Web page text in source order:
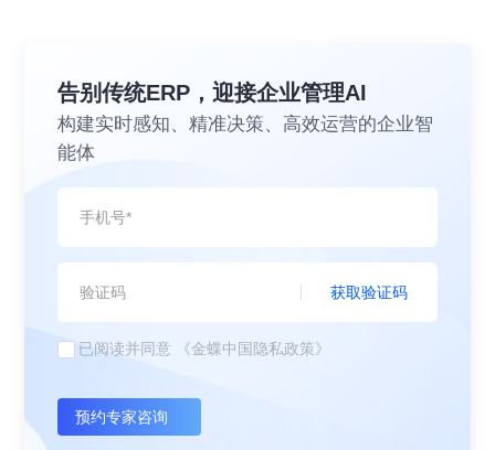
告别传统ERP，迎接企业管理AI
构建实时感知、精准决策、高效运营的企业智
能体
获取验证码
已阅读并同意 《金蝶中国隐私政策》
预约专家咨询